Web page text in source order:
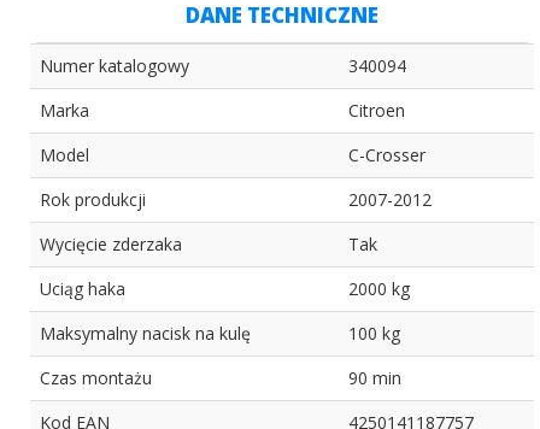
DANE TECHNICZNE
Numer katalogowy
340094
Marka
Citroen
Model
C-Crosser
Rok produkcji
2007-2012
Wycięcie zderzaka
Tak
Uciąg haka
2000 kg
Maksymalny nacisk na kulę
100 kg
Czas montażu
90 min
Kod EAN
4250141187757